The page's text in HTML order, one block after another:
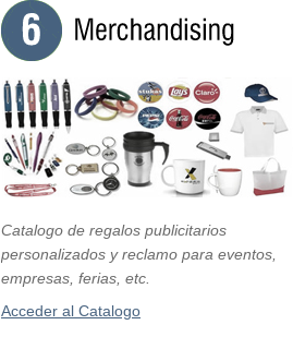
Catalogo de regalos publicitarios
personalizados y reclamo para eventos,
empresas, ferias, etc.
Acceder al Catalogo